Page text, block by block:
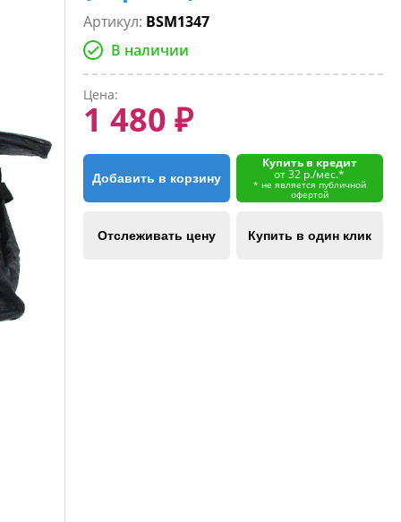
Артикул: BSM1347
В наличии
Цена:
1 480 ₽
Добавить в корзину
Купить в кредит
от 32 р./мес.*
* не является публичной
офертой
Отслеживать цену Купить в один клик